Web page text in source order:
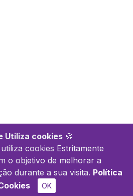
Utiliza cookies 🍪
cookies Estritamente
o objetivo de melhorar a
durante a sua visita. Política
OK
Todos os direitos reservados